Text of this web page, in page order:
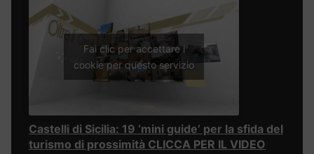
Fai clic per accettare i
cookie per questo servizio
Castelli di Sicilia: 19 ‘mini guide’ per la sfida del
turismo di prossimità CLICCA PER IL VIDEO